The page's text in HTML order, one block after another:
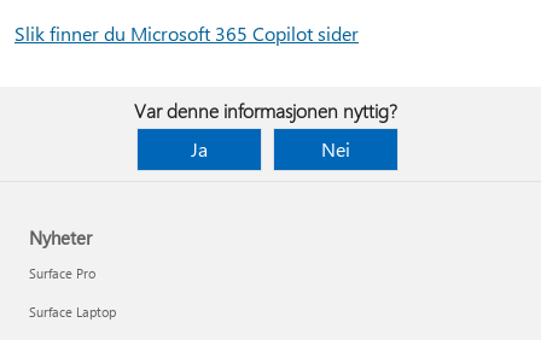
Slik finner du Microsoft 365 Copilot sider
Var denne informasjonen nyttig?
Ja
Nei
Nyheter
Surface Pro
Surface Laptop